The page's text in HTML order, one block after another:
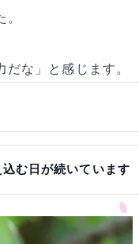
な」と感じます。
込む日が続いています